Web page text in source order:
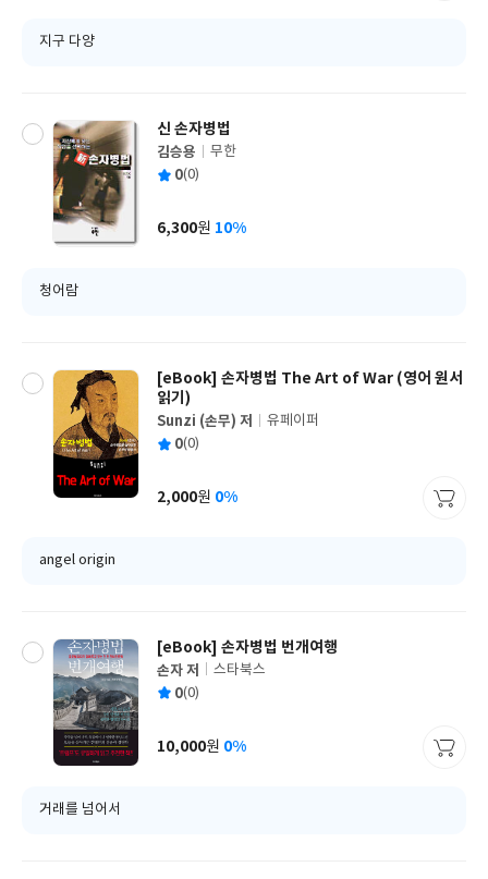
지구 다양
신 손자병법
글
쓴
김승용
출
사
무한
평 0(0)
가
6,300원 10%
청어람
[eBook] 손자병법 The Art of War (영어 원서
읽기)
글
쓴
Sunzi (손무) 저
출
사
유페이퍼
평 0(0)
가
2,000원 0%
angel origin
[eBook] 손자병법 번개여행
글
쓴
손자 저
출
사
스타북스
평 0(0)
가
10,000원 0%
거래를 넘어서